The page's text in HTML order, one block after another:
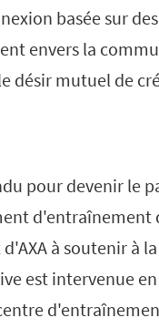
basée sur
envers la
désir mutuel de
pour devenir le
d'entraînement
à soutenir à
est intervenue